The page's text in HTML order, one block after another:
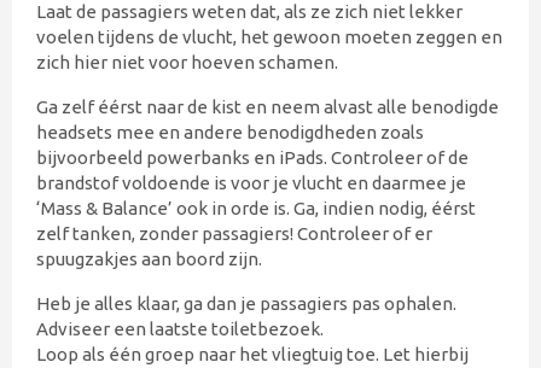
Laat de passagiers weten dat, als ze zich niet lekker
voelen tijdens de vlucht, het gewoon moeten zeggen en
zich hier niet voor hoeven schamen.
Ga zelf éérst naar de kist en neem alvast alle benodigde
headsets mee en andere benodigdheden zoals
bijvoorbeeld powerbanks en iPads. Controleer of de
brandstof voldoende is voor je vlucht en daarmee je
‘Mass & Balance’ ook in orde is. Ga, indien nodig, éérst
zelf tanken, zonder passagiers! Controleer of er
spuugzakjes aan boord zijn.
Heb je alles klaar, ga dan je passagiers pas ophalen.
Adviseer een laatste toiletbezoek.
Loop als één groep naar het vliegtuig toe. Let hierbij